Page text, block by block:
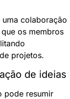
os membros
projetos.
de ideias
pode resumir